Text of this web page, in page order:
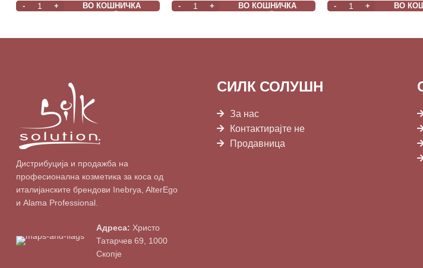
ВО КОШНИЧКА ВО КОШНИЧКА ВО
Дистрибуција и продажба на
професионална козметика за коса од
италијанските брендови Inebrya, AlterEgo
и Alama Professional.
Адреса: Христо
Татарчев 69, 1000
Скопје
СИЛК СОЛУШН
За нас
Контактирајте не
Продавница